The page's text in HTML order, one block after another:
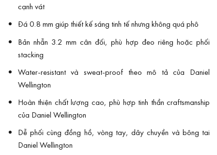
cạnh vát
Đá 0.8 mm giúp thiết kế sáng tinh tế nhưng không quá phô
Bản nhẫn 3.2 mm cân đối, phù hợp đeo riêng hoặc phối
stacking
Water-resistant và sweat-proof theo mô tả của Daniel
Wellington
Hoàn thiện chất lượng cao, phù hợp tinh thần craftsmanship
của Daniel Wellington
Dễ phối cùng đồng hồ, vòng tay, dây chuyền và bông tai
Daniel Wellington